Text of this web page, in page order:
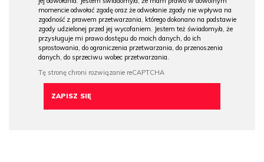
momencie odwołać zgodę oraz że odwołanie zgody nie wpływa na
zgodność z prawem przetwarzania, którego dokonano na podstawie
zgody udzielonej przed jej wycofaniem. Jestem też świadomy/a, że
przysługuje mi prawo dostępu do moich danych, do ich
sprostowania, do ograniczenia przetwarzania, do przenoszenia
danych, do sprzeciwu wobec przetwarzania.